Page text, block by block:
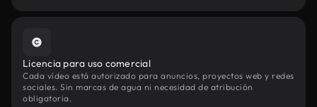
Licencia para uso comercial
Cada vídeo está autorizado para anuncios, proyectos web y redes
sociales. Sin marcas de agua ni necesidad de atribución
obligatoria.